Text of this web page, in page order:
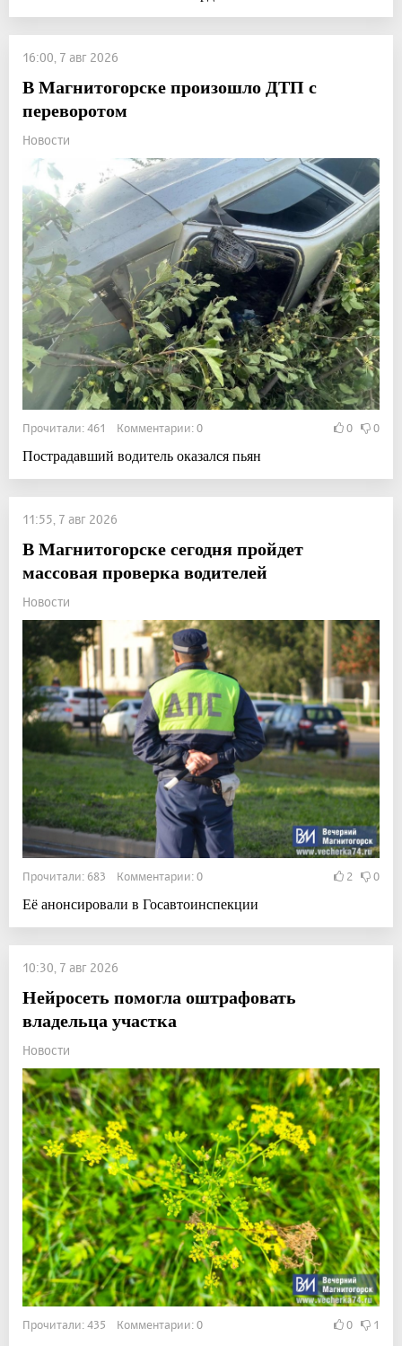
16:00, 7 авг 2026
В Магнитогорске произошло ДТП с
переворотом
Новости
Прочитали: 461 Комментарии: 0 0 0
Пострадавший водитель оказался пьян
11:55, 7 авг 2026
В Магнитогорске сегодня пройдет
массовая проверка водителей
Новости
Прочитали: 683 Комментарии: 0 2 0
Её анонсировали в Госавтоинспекции
10:30, 7 авг 2026
Нейросеть помогла оштрафовать
владельца участка
Новости
Прочитали: 435 Комментарии: 0 0 1